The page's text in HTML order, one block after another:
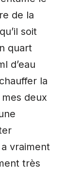
de la
soit
quart
d’eau
la
deux
vraiment
très